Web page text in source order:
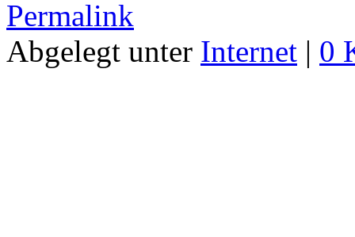
Permalink
Abgelegt unter Internet | 0